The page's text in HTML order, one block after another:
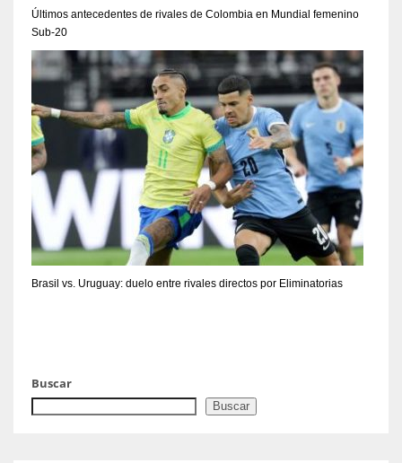
Últimos antecedentes de rivales de Colombia en Mundial femenino
Sub-20
Brasil vs. Uruguay: duelo entre rivales directos por Eliminatorias
Buscar
Buscar